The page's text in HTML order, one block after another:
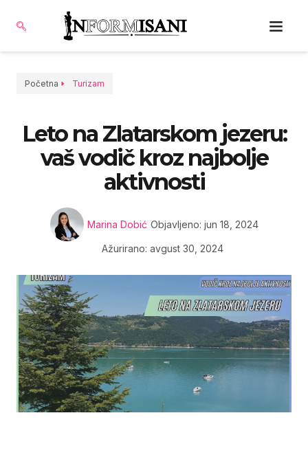
Početna Turizam
Leto na Zlatarskom jezeru:
vaš vodič kroz najbolje
aktivnosti
Marina Dobić Objavljeno: jun 18, 2024
Ažurirano: avgust 30, 2024